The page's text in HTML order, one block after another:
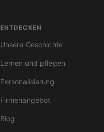
ENTDECKEN
Unsere Geschichte
Lernen und pflegen
Personalisierung
Firmenangebot
Blog